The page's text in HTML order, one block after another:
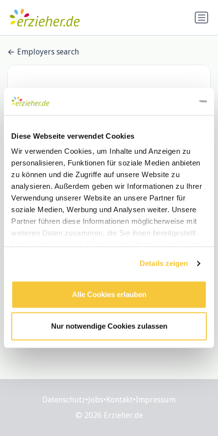
Diese Webseite verwendet Cookies
Wir verwenden Cookies, um Inhalte und Anzeigen zu
personalisieren, Funktionen für soziale Medien anbieten
zu können und die Zugriffe auf unsere Website zu
analysieren. Außerdem geben wir Informationen zu Ihrer
Verwendung unserer Website an unsere Partner für
soziale Medien, Werbung und Analysen weiter. Unsere
Partner führen diese Informationen möglicherweise mit
weiteren Daten zusammen, die Sie ihnen bereitgestellt
Details zeigen
Alle Cookies erlauben
Nur notwendige Cookies zulassen
Employers search
Gesellschaft für angewandte
Sozialpädagogik und Therapie
mbH
Datenschutz•Jobs•Kontakt•Impressum
© 2026 Erzieher.de